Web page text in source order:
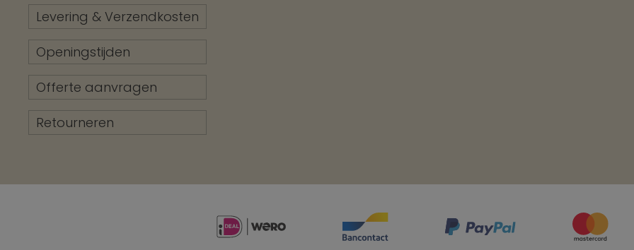
Levering & Verzendkosten
Openingstijden
Offerte aanvragen
Retourneren